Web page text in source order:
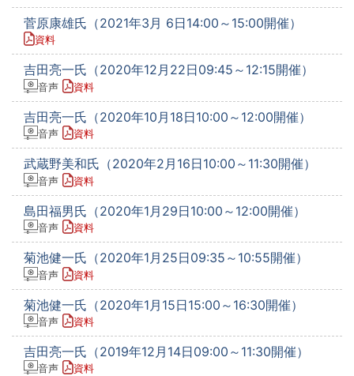
菅原康雄氏（2021年3月 6日14:00～15:00開催）
資料
吉田亮一氏（2020年12月22日09:45～12:15開催）
音声 資料
吉田亮一氏（2020年10月18日10:00～12:00開催）
音声 資料
武蔵野美和氏（2020年2月16日10:00～11:30開催）
音声 資料
島田福男氏（2020年1月29日10:00～12:00開催）
音声 資料
菊池健一氏（2020年1月25日09:35～10:55開催）
音声 資料
菊池健一氏（2020年1月15日15:00～16:30開催）
音声 資料
吉田亮一氏（2019年12月14日09:00～11:30開催）
音声 資料